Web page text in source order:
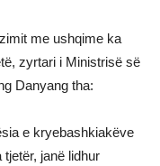
me ushqime ka
zyrtari i Ministrisë së
Danyang tha:
e kryebashkiakëve
tjetër, janë lidhur